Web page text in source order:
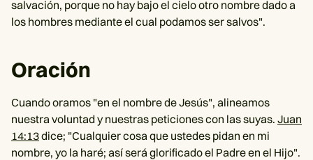
salvación, porque no hay bajo el cielo otro nombre dado a
los hombres mediante el cual podamos ser salvos".
Oración
Cuando oramos "en el nombre de Jesús", alineamos
nuestra voluntad y nuestras peticiones con las suyas. Juan
14:13dice; "Cualquier cosa que ustedes pidan en mi
nombre, yo la haré; así será glorificado el Padre en el Hijo".